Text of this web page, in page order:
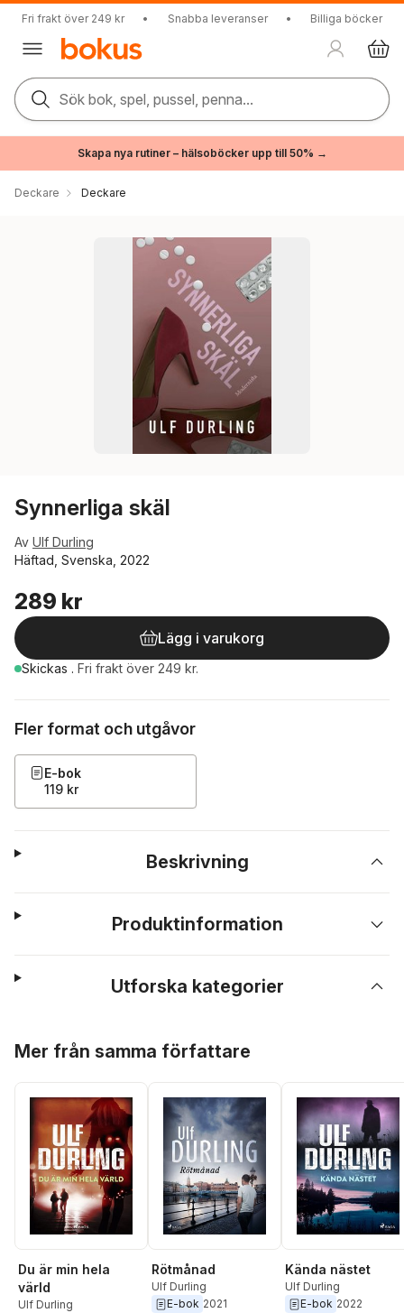
Fri frakt över 249 kr • Snabba leveranser • Billiga böcker
Sök bok, spel, pussel, penna...
Skapa nya rutiner – hälsoböcker upp till 50% →
Deckare Deckare
Synnerliga skäl
Av Ulf Durling
Häftad, Svenska, 2022
289 kr
Lägg i varukorg
Skickas . Fri frakt över 249 kr.
Fler format och utgåvor
E-bok
119 kr
Beskrivning
Produktinformation
Utforska kategorier
Mer från samma författare
Du är min hela
värld
Ulf Durling
Rötmånad
Ulf Durling
E-bok 2021
Kända nästet
Ulf Durling
E-bok 2022